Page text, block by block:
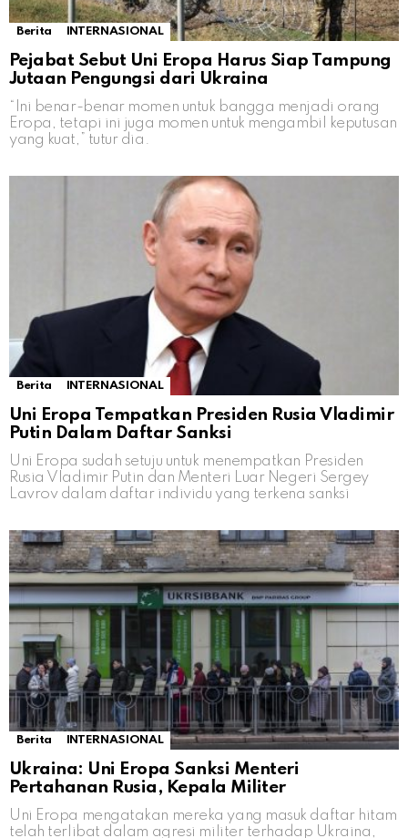
Berita INTERNASIONAL
Pejabat Sebut Uni Eropa Harus Siap Tampung
Jutaan Pengungsi dari Ukraina
“Ini benar-benar momen untuk bangga menjadi orang
Eropa, tetapi ini juga momen untuk mengambil keputusan
yang kuat,” tutur dia.
Berita INTERNASIONAL
Uni Eropa Tempatkan Presiden Rusia Vladimir
Putin Dalam Daftar Sanksi
Uni Eropa sudah setuju untuk menempatkan Presiden
Rusia Vladimir Putin dan Menteri Luar Negeri Sergey
Lavrov dalam daftar individu yang terkena sanksi
Berita INTERNASIONAL
Ukraina: Uni Eropa Sanksi Menteri
Pertahanan Rusia, Kepala Militer
Uni Eropa mengatakan mereka yang masuk daftar hitam
telah terlibat dalam agresi militer terhadap Ukraina,